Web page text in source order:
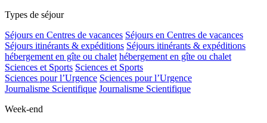
Types de séjour
Séjours en Centres de vacances Séjours en Centres de vacances
Séjours itinérants & expéditions Séjours itinérants & expéditions
hébergement en gîte ou chalet hébergement en gîte ou chalet
Sciences et Sports Sciences et Sports
Sciences pour l’Urgence Sciences pour l’Urgence
Journalisme Scientifique Journalisme Scientifique
Week-end